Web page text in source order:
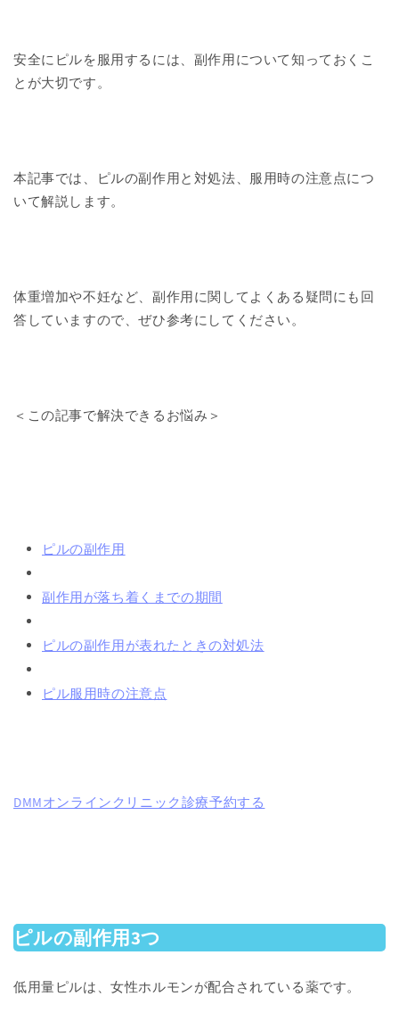
安全にピルを服用するには、副作用について知っておくこ
とが大切です。
本記事では、ピルの副作用と対処法、服用時の注意点につ
いて解説します。
体重増加や不妊など、副作用に関してよくある疑問にも回
答していますので、ぜひ参考にしてください。
＜この記事で解決できるお悩み＞
ピルの副作用
副作用が落ち着くまでの期間
ピルの副作用が表れたときの対処法
ピル服用時の注意点
DMMオンラインクリニック診療予約する
ピルの副作用3つ
低用量ピルは、女性ホルモンが配合されている薬です。